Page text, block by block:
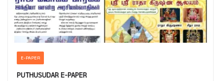
E-PAPER
PUTHUSUDAR E-PAPER